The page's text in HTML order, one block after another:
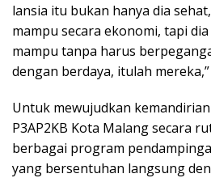
lansia itu bukan hanya dia
mampu secara ekonomi, tapi
mampu tanpa harus
dengan berdaya, itulah
Untuk mewujudkan
P3AP2KB Kota Malang secara
berbagai program
yang bersentuhan langsung